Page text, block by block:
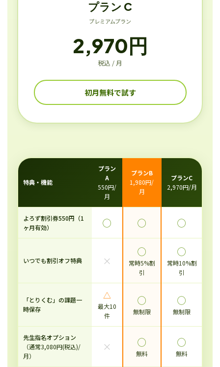
プラン C
プレミアムプラン
2,970円
税込 / 月
初月無料で試す
特典・機能
プラン
A
550円/
月
プランB
1,980円/
月
プランC
2,970円/月
よろず割引券550円（1
ヶ月有効）
◯ ◯ ◯
いつでも割引オフ特典 ×
◯
常時5%割
引
◯
常時10%割
引
「とりくむ」の課題一
時保存
△
最大10
件
◯
無制限
◯
無制限
先生指名オプション
（通常3,080円(税込)/
月）
× ◯
無料
◯
無料